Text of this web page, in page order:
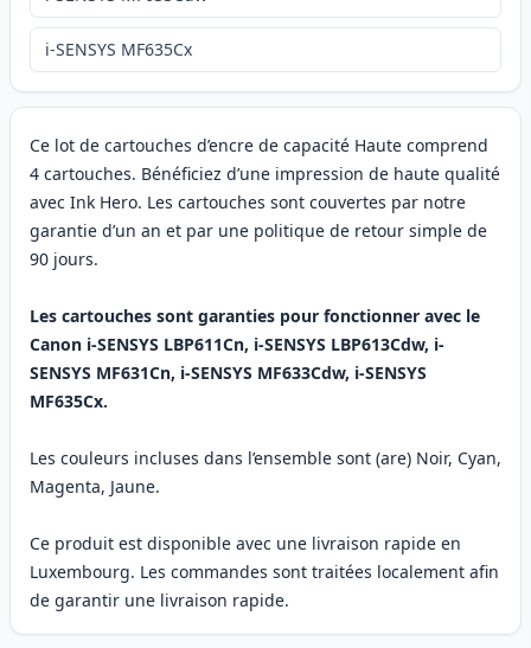
Ce lot de cartouches d’encre de capacité Haute comprend
4 cartouches. Bénéficiez d’une impression de haute qualité
avec Ink Hero. Les cartouches sont couvertes par notre
garantie d’un an et par une politique de retour simple de
90 jours.
Les cartouches sont garanties pour fonctionner avec le
Canon i-SENSYS LBP611Cn, i-SENSYS LBP613Cdw, i-
SENSYS MF631Cn, i-SENSYS MF633Cdw, i-SENSYS
MF635Cx.
Les couleurs incluses dans l’ensemble sont (are) Noir, Cyan,
Magenta, Jaune.
Ce produit est disponible avec une livraison rapide en
Luxembourg. Les commandes sont traitées localement afin
de garantir une livraison rapide.
i-SENSYS MF635Cx